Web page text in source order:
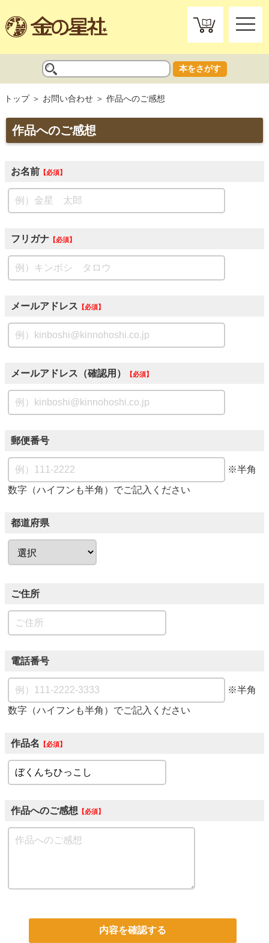
toggle
本をさがす
トップ お問い合わせ 作品へのご感想
作品へのご感想
お名前 必須
フリガナ 必須
メールアドレス 必須
メールアドレス（確認用） 必須
郵便番号
※半角
数字（ハイフンも半角）でご記入ください
都道府県
ご住所
電話番号
※半角
数字（ハイフンも半角）でご記入ください
作品名 必須
作品へのご感想 必須
内容を確認する